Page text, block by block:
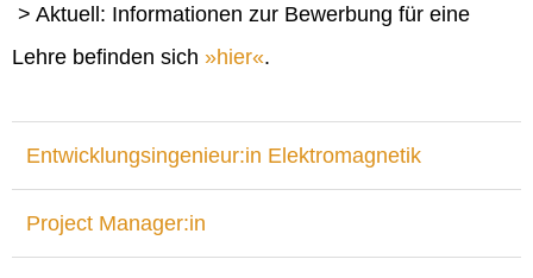
> Aktuell: Informationen zur Bewerbung für eine
Lehre befinden sich
hier .
Entwicklungsingenieur:in Elektromagnetik
Project Manager:in